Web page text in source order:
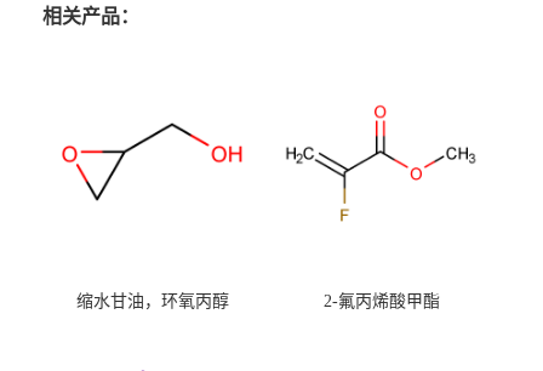
相关产品：
缩水甘油，环氧丙醇 2-氟丙烯酸甲酯